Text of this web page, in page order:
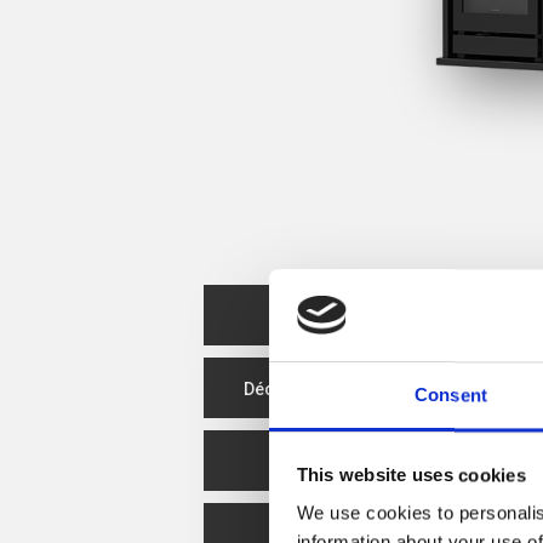
Consent
This website uses cookies
We use cookies to
Fiche Produit
Déclaration de performance
Spare Parts